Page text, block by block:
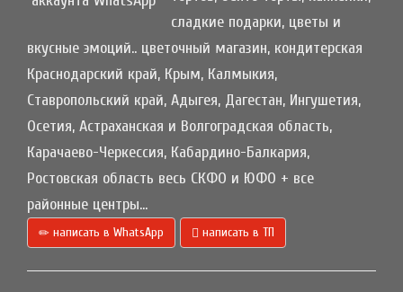
сладкие подарки, цветы и
вкусные эмоций.. цветочный магазин, кондитерская
Краснодарский край, Крым, Калмыкия,
Ставропольский край, Адыгея, Дагестан, Ингушетия,
Осетия, Астраханская и Волгоградская область,
Карачаево-Черкессия, Кабардино-Балкария,
Ростовская область весь СКФО и ЮФО + все
районные центры...
написать в WhatsApp написать в ТП